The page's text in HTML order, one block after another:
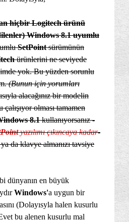
hiçbir Logitech ürünü
Windows 8.1 uyumlu
SetPointsürümünün
ürünlerini ne seviyede
yok. Bu yüzden sorunlu
(Bunun için yorumları
alacağınız bir modelin
olması tamamen
8.1kullanıyorsanız -
yazılımı çıkıncaya kadar-
da klavye almanızı tavsiye
dünyanın en büyük
Windows'a uygun bir
(Dolayısyla halen kusurlu
bu alenen kusurlu mal